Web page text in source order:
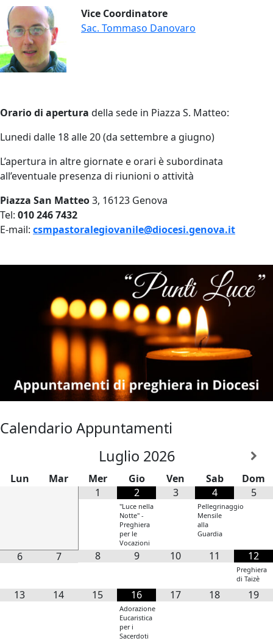
Vice Coordinatore
Sac. Tommaso Danovaro
Orario di apertura della sede in Piazza S. Matteo:
Lunedi dalle 18 alle 20 (da settembre a giugno)
L’apertura in altre giornate e orari è subordinata
all’eventuale presenza di riunioni o attività
Piazza San Matteo3, 16123 Genova
Tel: 010 246 7432
E-mail: csmpastoralegiovanile@diocesi.genova.it
Calendario Appuntamenti
Luglio 2026
Lun Mar Mer Gio Ven Sab
Dom
1
2
"Luce nella
Notte" -
Preghiera
per le
Vocazioni
3 4
Pellegrinaggio
Mensile
alla
Guardia
5
6 7 8 9 10 11 12
Preghiera
di Taizè
13 14 15 16
Adorazione
Eucaristica
per i
Sacerdoti
17 18 19